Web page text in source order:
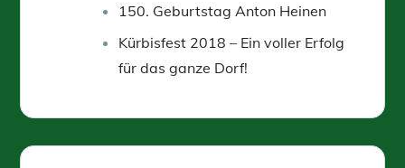
150. Geburtstag Anton Heinen
Kürbisfest 2018 – Ein voller Erfolg
für das ganze Dorf!